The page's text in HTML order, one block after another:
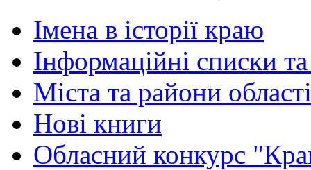
Імена в історії краю
Інформаційні списки
Міста та райони області
Нові книги
Обласний конкурс